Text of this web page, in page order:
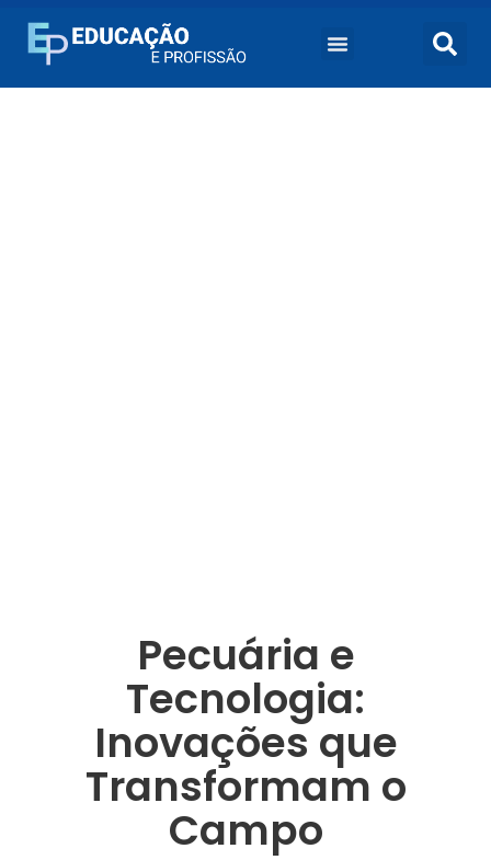
Pecuária e
Tecnologia:
Inovações que
Transformam o
Campo